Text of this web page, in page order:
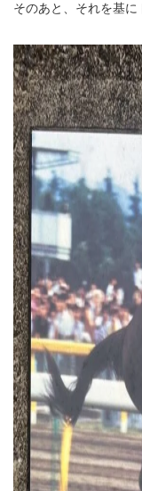
そのあと、それを基に